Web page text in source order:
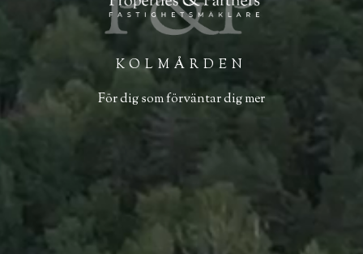
KOLMÅRDEN
För dig som förväntar dig mer